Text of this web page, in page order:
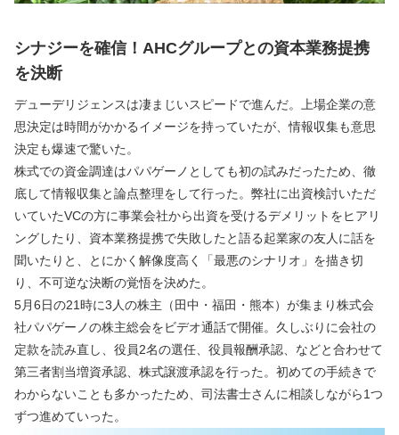
シナジーを確信！AHCグループとの資本業務提携
を決断
デューデリジェンスは凄まじいスピードで進んだ。上場企業の意
思決定は時間がかかるイメージを持っていたが、情報収集も意思
決定も爆速で驚いた。
株式での資金調達はパパゲーノとしても初の試みだったため、徹
底して情報収集と論点整理をして行った。弊社に出資検討いただ
いていたVCの方に事業会社から出資を受けるデメリットをヒアリ
ングしたり、資本業務提携で失敗したと語る起業家の友人に話を
聞いたりと、とにかく解像度高く「最悪のシナリオ」を描き切
り、不可逆な決断の覚悟を決めた。
5月6日の21時に3人の株主（田中・福田・熊本）が集まり株式会
社パパゲーノの株主総会をビデオ通話で開催。久しぶりに会社の
定款を読み直し、役員2名の選任、役員報酬承認、などと合わせて
第三者割当増資承認、株式譲渡承認を行った。初めての手続きで
わからないことも多かったため、司法書士さんに相談しながら1つ
ずつ進めていった。